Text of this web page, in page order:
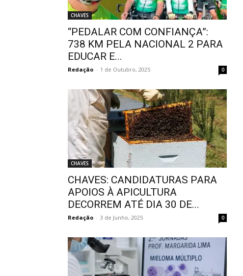
CHAVES
“PEDALAR COM CONFIANÇA”:
738 KM PELA NACIONAL 2 PARA
EDUCAR E...
Redação - 1 de Outubro, 2025 0
CHAVES
CHAVES: CANDIDATURAS PARA
APOIOS À APICULTURA
DECORREM ATÉ DIA 30 DE...
Redação - 3 de Junho, 2025 0